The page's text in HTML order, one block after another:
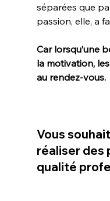
séparées que
passion, elle, a
Car lorsqu’une
la motivation,
au rendez-vous.
Vous
réaliser des
qualité